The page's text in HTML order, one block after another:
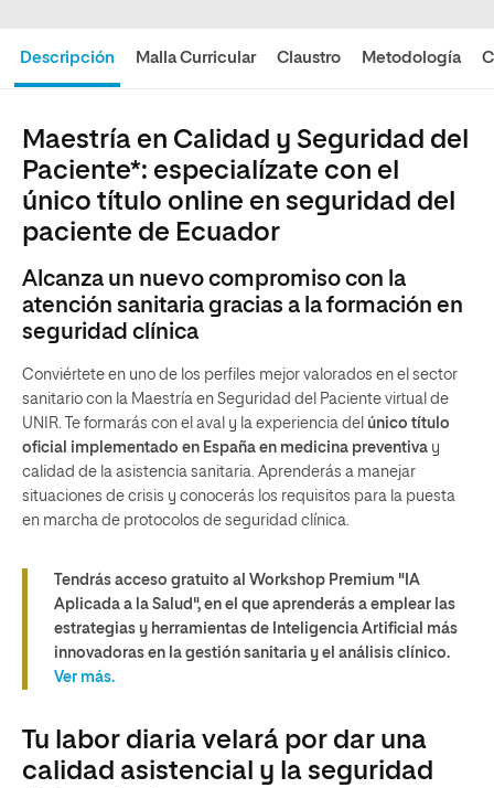
Descripción Malla Curricular Claustro Metodología
Maestría en Calidad y Seguridad del
Paciente*: especialízate con el
único título online en seguridad del
paciente de Ecuador
Alcanza un nuevo compromiso con la
atención sanitaria gracias a la formación en
seguridad clínica
Conviértete en uno de los perfiles mejor valorados en el sector
sanitario con la Maestría en Seguridad del Paciente virtual de
UNIR. Te formarás con el aval y la experiencia del único título
oficial implementado en España en medicina preventiva y
calidad de la asistencia sanitaria. Aprenderás a manejar
situaciones de crisis y conocerás los requisitos para la puesta
en marcha de protocolos de seguridad clínica.
Tendrás acceso gratuito al Workshop Premium "IA
Aplicada a la Salud", en el que aprenderás a emplear las
estrategias y herramientas de Inteligencia Artificial más
innovadoras en la gestión sanitaria y el análisis clínico.
Ver más.
Tu labor diaria velará por dar una
calidad asistencial y la seguridad